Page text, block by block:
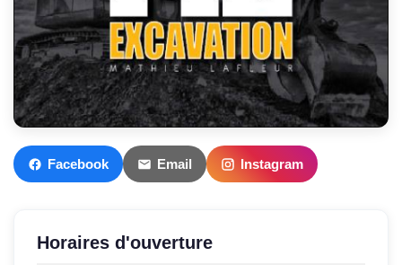
Facebook Email Instagram
Horaires d'ouverture